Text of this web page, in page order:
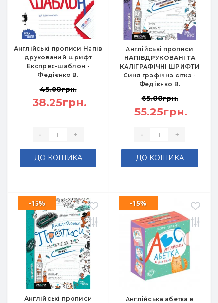
Англійські прописи Напів
друкований шрифт
Експрес-шаблон -
Федієнко В.
45.00грн.
38.25грн.
- +
ДО КОШИКА
Англійські прописи
НАПІВДРУКОВАНІ ТА
КАЛІГРАФІЧНІ ШРИФТИ
Синя графічна сітка -
Федієнко В.
65.00грн.
55.25грн.
- +
ДО КОШИКА
Англійські прописи
-15%
Англійська абетка в
-15%